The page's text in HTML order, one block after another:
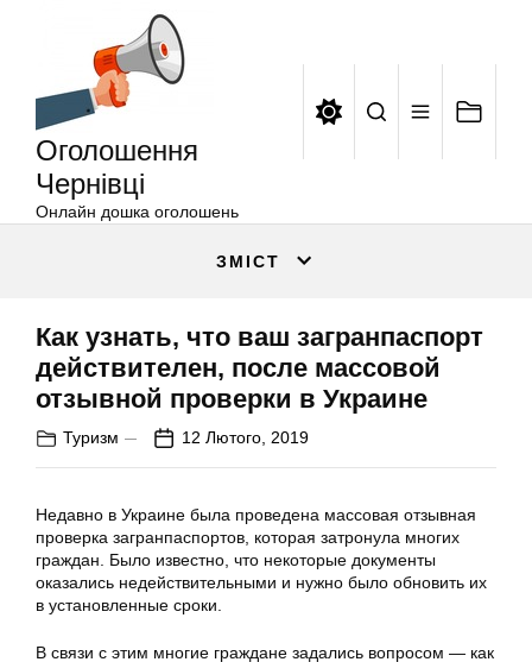
Оголошення
Чернівці
Онлайн дошка оголошень
ЗМІСТ
Как узнать, что ваш загранпаспорт
действителен, после массовой
отзывной проверки в Украине
Туризм 12 Лютого, 2019
Недавно в Украине была проведена массовая отзывная
проверка загранпаспортов, которая затронула многих
граждан. Было известно, что некоторые документы
оказались недействительными и нужно было обновить их
в установленные сроки.
В связи с этим многие граждане задались вопросом — как